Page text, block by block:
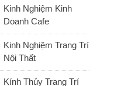
Kinh Nghiệm Kinh
Doanh Cafe
Kinh Nghiệm Trang Trí
Nội Thất
Kính Thủy Trang Trí